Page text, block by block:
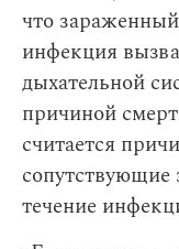
что
инфекция
дыхательной
причиной
считается
сопутствующие
течение